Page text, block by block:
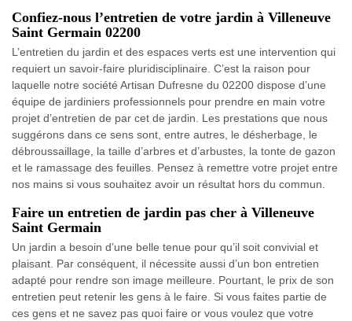
Confiez-nous l’entretien de votre jardin à Villeneuve
Saint Germain 02200
L’entretien du jardin et des espaces verts est une intervention qui
requiert un savoir-faire pluridisciplinaire. C’est la raison pour
laquelle notre société Artisan Dufresne du 02200 dispose d’une
équipe de jardiniers professionnels pour prendre en main votre
projet d’entretien de par cet de jardin. Les prestations que nous
suggérons dans ce sens sont, entre autres, le désherbage, le
débroussaillage, la taille d’arbres et d’arbustes, la tonte de gazon
et le ramassage des feuilles. Pensez à remettre votre projet entre
nos mains si vous souhaitez avoir un résultat hors du commun.
Faire un entretien de jardin pas cher à Villeneuve
Saint Germain
Un jardin a besoin d’une belle tenue pour qu’il soit convivial et
plaisant. Par conséquent, il nécessite aussi d’un bon entretien
adapté pour rendre son image meilleure. Pourtant, le prix de son
entretien peut retenir les gens à le faire. Si vous faites partie de
ces gens et ne savez pas quoi faire or vous voulez que votre